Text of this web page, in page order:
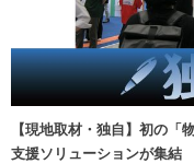
【現地取材・独自】初の
支援ソリューションが集結